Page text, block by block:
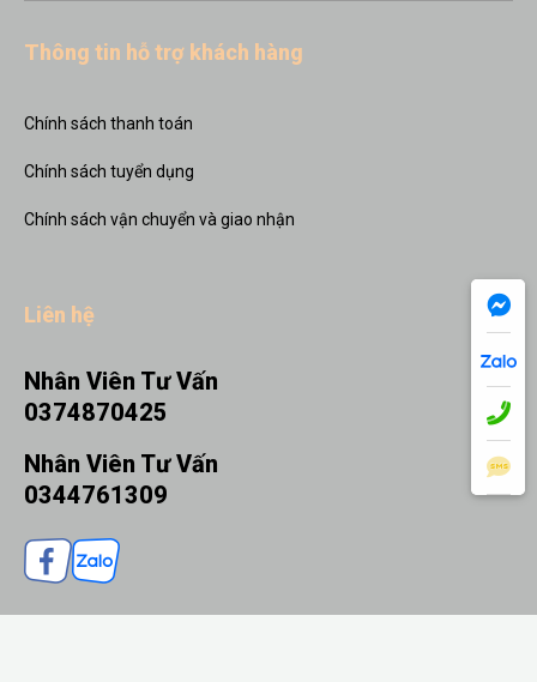
Thông tin hỗ trợ khách hàng
Chính sách thanh toán
Chính sách tuyển dụng
Chính sách vận chuyển và giao nhận
Liên hệ
Nhân Viên Tư Vấn
0374870425
Nhân Viên Tư Vấn
0344761309